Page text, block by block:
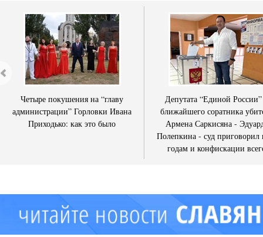
Четыре покушения на “главу
администрации” Горловки Ивана
Приходько: как это было
Депутата “Единой
ближайшего соратника
Армена Саркисяна -
Полепкина - суд приговорил
годам и конфискации